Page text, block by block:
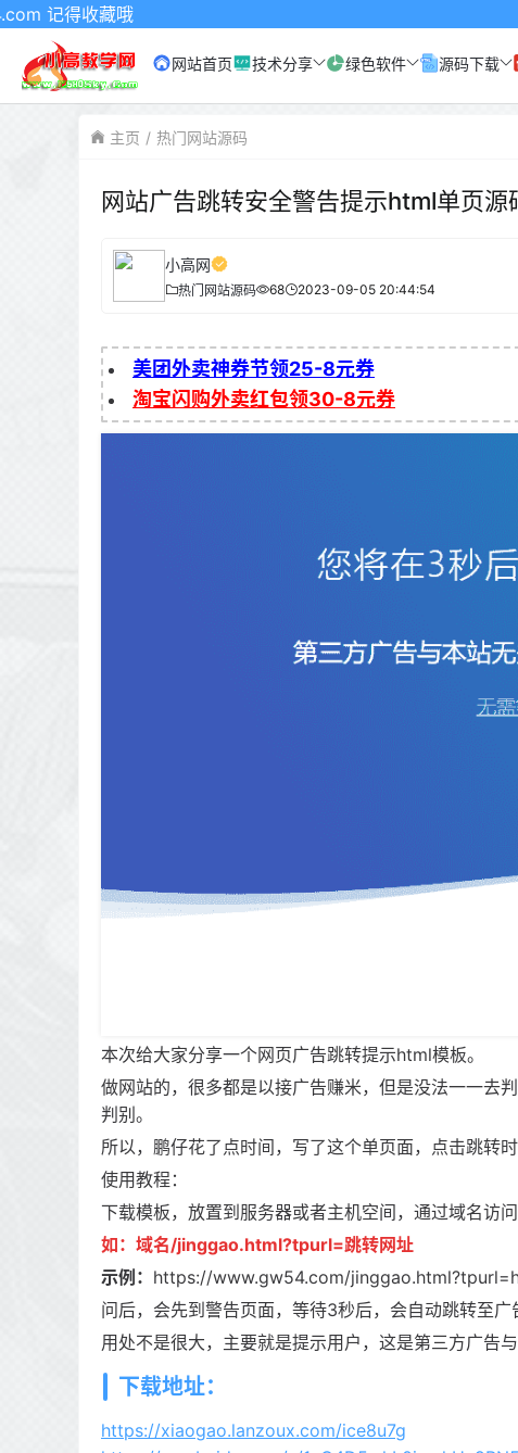
哦
网站首页 技术分享 绿色软件 源码下载
主页 热门网站源码
网站广告跳转安全警告提示html单页源
小高网
热门网站源码 68 2023-09-05 20:44:54
美团外卖神券节领25-8元券
淘宝闪购外卖红包领30-8元券
本次给大家分享一个网页广告跳转提示html模板。
做网站的，很多都是以接广告赚米，但是没法一一去
判别。
所以，鹏仔花了点时间，写了这个单页面，点击跳转
使用教程：
下载模板，放置到服务器或者主机空间，通过域名访问
如：域名/jinggao.html?tpurl=跳转网址
示例： https://www.gw54.com/
问后，会先到警告页面，等待3秒后，会自动跳转至广
用处不是很大，主要就是提示用户，这是第三方广告与
下载地址：
https://xiaogao.lanzoux.com/ice8u7g